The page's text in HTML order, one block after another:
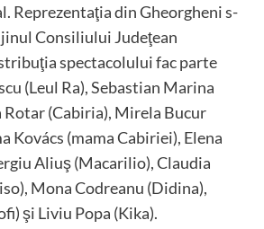
Reprezentaţia din Gheorgheni s-
Consiliului Judeţean
spectacolului fac parte
(Leul Ra), Sebastian Marina
Rotar (Cabiria), Mirela Bucur
Kovács (mama Cabiriei), Elena
Aliuş (Macarilio), Claudia
Mona Codreanu (Didina),
şi Liviu Popa (Kika).